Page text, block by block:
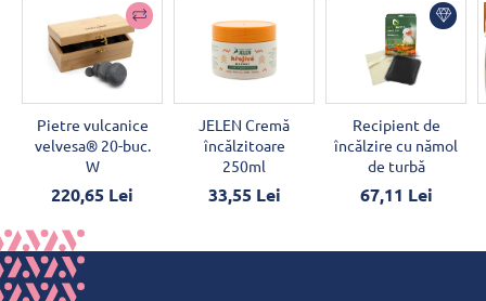
Pietre vulcanice
velvesa® 20-buc.
W
220,65 Lei
JELEN Cremă
încălzitoare
250ml
33,55 Lei
Recipient de
încălzire cu nămol
de turbă
67,11 Lei